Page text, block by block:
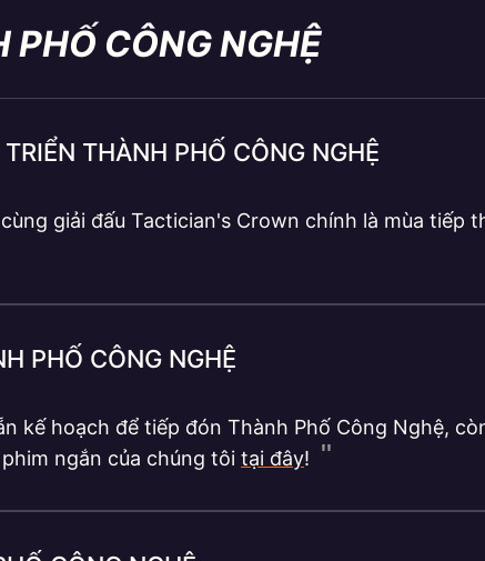
PHỐ CÔNG NGHỆ
THÀNH PHỐ CÔNG NGHỆ
giải đấu Tactician's Crown chính là mùa tiếp
PHỐ CÔNG NGHỆ
kế hoạch để tiếp đón Thành Phố Công Nghệ,
ngắn của chúng tôi tại đây!